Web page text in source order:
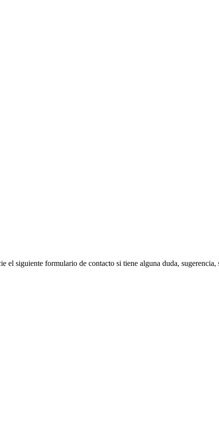
el siguiente formulario de contacto si tiene alguna duda,